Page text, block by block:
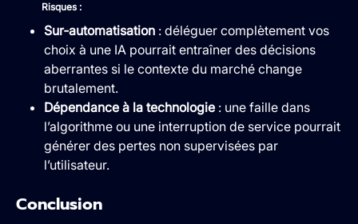
Risques :
Sur‑automatisation : déléguer complètement vos
choix à une IA pourrait entraîner des décisions
aberrantes si le contexte du marché change
brutalement.
Dépendance à la technologie : une faille dans
l’algorithme ou une interruption de service pourrait
générer des pertes non supervisées par
l’utilisateur.
Conclusion